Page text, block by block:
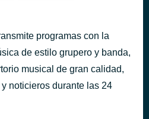
hace 41 minutos
programas con la
de estilo grupero y banda,
musical de gran calidad,
noticieros durante las 24